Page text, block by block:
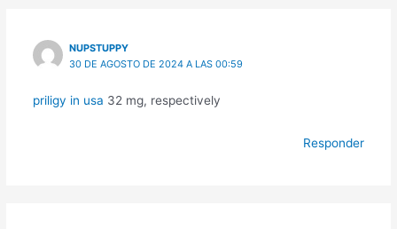
NUPSTUPPY
30 DE AGOSTO DE 2024 A LAS 00:59
priligy in usa 32 mg, respectively
Responder